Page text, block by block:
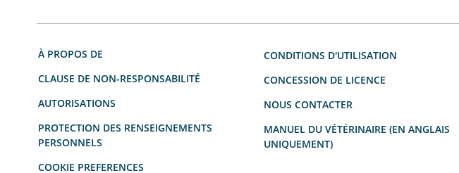
À PROPOS DE
CLAUSE DE NON-RESPONSABILITÉ
AUTORISATIONS
PROTECTION DES RENSEIGNEMENTS
PERSONNELS
COOKIE PREFERENCES
CONDITIONS D'UTILISATION
CONCESSION DE LICENCE
NOUS CONTACTER
MANUEL DU VÉTÉRINAIRE (EN ANGLAIS
UNIQUEMENT)